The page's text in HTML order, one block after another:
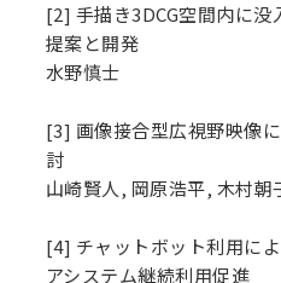
[2] 手描き3DCG空間内に
提案と開発
水野慎士
[3] 画像接合型広視野映像
討
山崎賢人, 岡原浩平, 木村朝
[4] チャットボット利用に
アシステム継続利用促進